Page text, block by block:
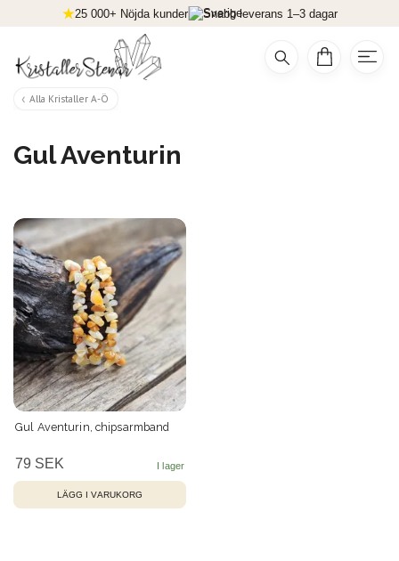
25 000+ Nöjda kunder Snabb leverans 1–3 dagar
Alla Kristaller A-Ö
Gul Aventurin
Gul Aventurin, chipsarmband
79 SEK